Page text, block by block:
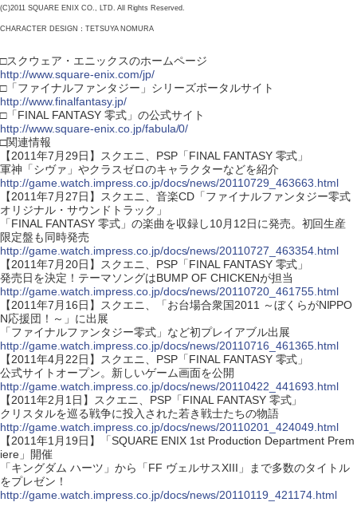
(C)2011 SQUARE ENIX CO., LTD. All Rights Reserved.
CHARACTER DESIGN：TETSUYA NOMURA
□スクウェア・エニックスのホームページ
http://www.square-enix.com/jp/
□「ファイナルファンタジー」シリーズポータルサイト
http://www.finalfantasy.jp/
□「FINAL FANTASY 零式」の公式サイト
http://www.square-enix.co.jp/fabula/0/
□関連情報
【2011年7月29日】スクエニ、PSP「FINAL FANTASY 零式」
軍神「シヴァ」やクラスゼロのキャラクターなどを紹介
http://game.watch.impress.co.jp/docs/news/20110729_463663.html
【2011年7月27日】スクエニ、音楽CD「ファイナルファンタジー零式
オリジナル・サウンドトラック」
「FINAL FANTASY 零式」の楽曲を収録し10月12日に発売。初回生産
限定盤も同時発売
http://game.watch.impress.co.jp/docs/news/20110727_463354.html
【2011年7月20日】スクエニ、PSP「FINAL FANTASY 零式」
発売日を決定！テーマソングはBUMP OF CHICKENが担当
http://game.watch.impress.co.jp/docs/news/20110720_461755.html
【2011年7月16日】スクエニ、「お台場合衆国2011 ～ぼくらがNIPPO
N応援団！～」に出展
「ファイナルファンタジー零式」など初プレイアブル出展
http://game.watch.impress.co.jp/docs/news/20110716_461365.html
【2011年4月22日】スクエニ、PSP「FINAL FANTASY 零式」
公式サイトオープン。新しいゲーム画面を公開
http://game.watch.impress.co.jp/docs/news/20110422_441693.html
【2011年2月1日】スクエニ、PSP「FINAL FANTASY 零式」
クリスタルを巡る戦争に投入された若き戦士たちの物語
http://game.watch.impress.co.jp/docs/news/20110201_424049.html
【2011年1月19日】「SQUARE ENIX 1st Production Department Prem
iere」開催
「キングダム ハーツ」から「FF ヴェルサスXIII」まで多数のタイトル
をプレゼン！
http://game.watch.impress.co.jp/docs/news/20110119_421174.html